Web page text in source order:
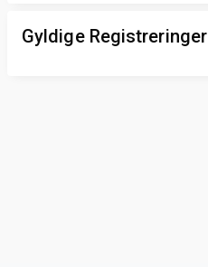
Gyldige Registreringer